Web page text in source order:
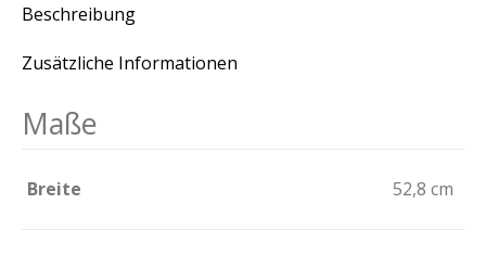
Beschreibung
Zusätzliche Informationen
Maße
Breite 52,8 cm